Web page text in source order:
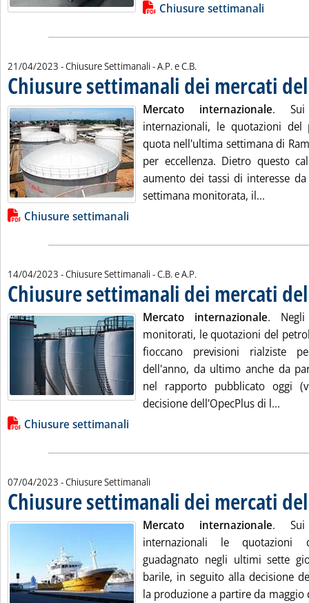
Lista allegati PDF alla notiziaChiusure settimanali
21/04/2023 - Chiusure Settimanali -di:
A.P. e C.B.
Chiusure settimanali dei mercati
Mercato internazionale. Sui
internazionali, le quotazioni
quota nell'ultima settimana di
per eccellenza. Dietro questo
aumento dei tassi di interesse
settimana monitorata, il...
Lista allegati PDF alla notizia
Chiusure settimanali
14/04/2023 - Chiusure Settimanali -di:
C.B. e A.P.
Chiusure settimanali dei mercati
Mercato internazionale.
monitorati, le quotazioni del
fioccano previsioni rialziste
dell'anno, da ultimo anche da
nel rapporto pubblicato oggi
decisione dell'OpecPlus di l...
Lista allegati PDF alla notizia
Chiusure settimanali
07/04/2023 - Chiusure Settimanali
Chiusure settimanali dei mercati
Mercato internazionale. Sui
internazionali le quotazioni
guadagnato negli ultimi sette
barile, in seguito alla decisione
la produzione a partire da